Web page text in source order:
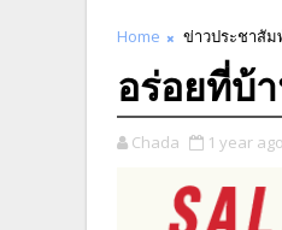
Home ข่าวประชาสั
อร่อยที่บ้
Chada 1 year ago